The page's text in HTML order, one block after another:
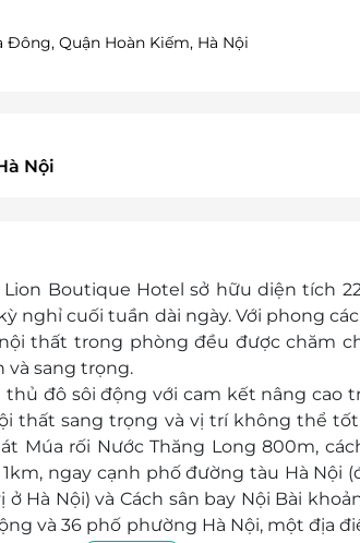
Đông, Quận Hoàn Kiếm, Hà Nội
Nội
Lion Boutique Hotel sở hữu diện tích
nghỉ cuối tuần dài ngày. Với phong
thất trong phòng đều được chăm
và sang trọng.
đô sôi động với cam kết nâng cao
thất sang trọng và vị trí không thể tốt
Múa rối Nước Thăng Long 800m,
ngay cạnh phố đường tàu Hà Nội
Hà Nội) và Cách sân bay Nội Bài
và 36 phố phường Hà Nội, một địa